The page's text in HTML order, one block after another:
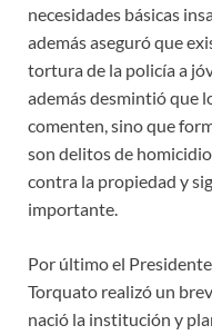
necesidades básicas
además aseguró que
tortura de la policía a
además desmintió que
comenten, sino que
son delitos de
contra la propiedad y
importante.
Por último el
Torquato realizó un
nació la institución y